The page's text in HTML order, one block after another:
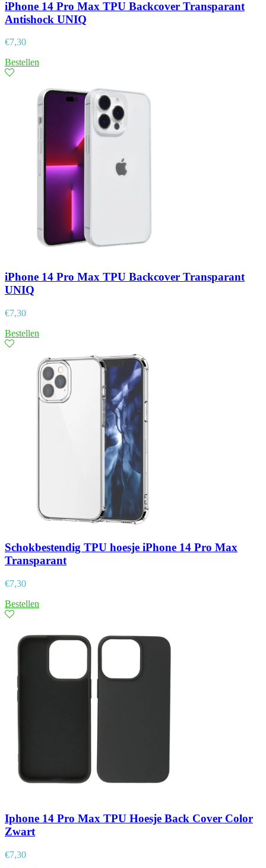
iPhone 14 Pro Max TPU Backcover Transparant
Antishock UNIQ
€7,30
Bestellen
iPhone 14 Pro Max TPU Backcover Transparant
UNIQ
€7,30
Bestellen
Schokbestendig TPU hoesje iPhone 14 Pro Max
Transparant
€7,30
Bestellen
Iphone 14 Pro Max TPU Hoesje Back Cover Color
Zwart
€7,30